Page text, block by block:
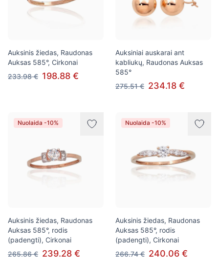
Auksinis žiedas, Raudonas
Auksas 585°, Cirkonai
233.98 € 198.88 €
Auksiniai auskarai ant
kabliukų, Raudonas Auksas
585°
275.51 € 234.18 €
Nuolaida -10%
Auksinis žiedas, Raudonas
Auksas 585°, rodis
(padengti), Cirkonai
265.86 € 239.28 €
Nuolaida -10%
Auksinis žiedas, Raudonas
Auksas 585°, rodis
(padengti), Cirkonai
266.74 € 240.06 €